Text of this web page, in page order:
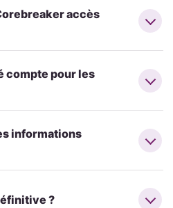
accès
compte pour les
informations
?